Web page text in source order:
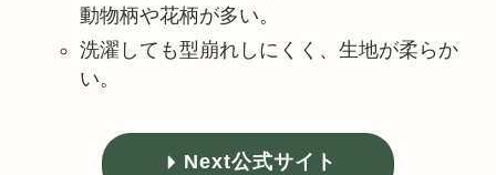
動物柄や花柄が多い。
洗濯しても型崩れしにくく、生地が柔らか
い。
Next公式サイト